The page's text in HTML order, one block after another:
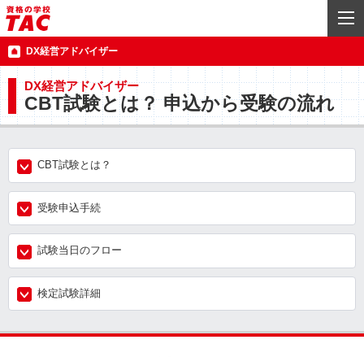
DX経営アドバイザー
DX経営アドバイザー
CBT試験とは？ 申込から受験の流れ
CBT試験とは？
受験申込手続
試験当日のフロー
検定試験詳細